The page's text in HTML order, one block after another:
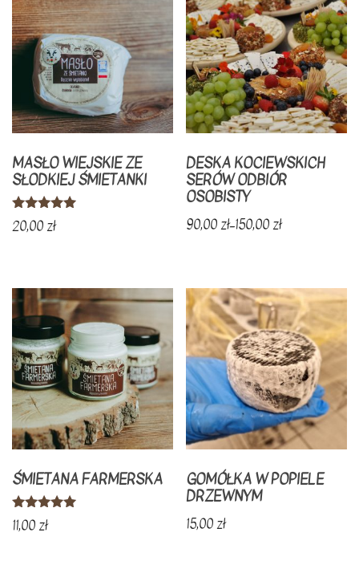
MASŁO WIEJSKIE ZE
SŁODKIEJ ŚMIETANKI
Oceniono
4.86
20,00zł
DESKA KOCIEWSKICH
SERÓW ODBIÓR
OSOBISTY
90,00zł–150,00zł
ma
wiele
wariantów.
Opcje
można
wybrać
na
stronie
produktu
ŚMIETANA FARMERSKA
Oceniono
5.00
11,00zł
GOMÓŁKA W POPIELE
DRZEWNYM
15,00zł